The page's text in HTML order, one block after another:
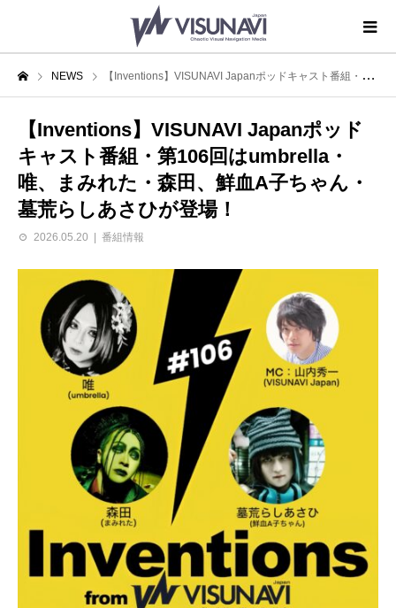
NEWS 【Inventions】VISUNAVI Japanポッドキャスト番組・第106回はumbrella・唯、まみれた・森田、鮮血A子ちゃん・墓荒らしあさひが登場！
【Inventions】VISUNAVI Japanポッド
キャスト番組・第106回はumbrella・
唯、まみれた・森田、鮮血A子ちゃん・
墓荒らしあさひが登場！
2026.05.20 番組情報